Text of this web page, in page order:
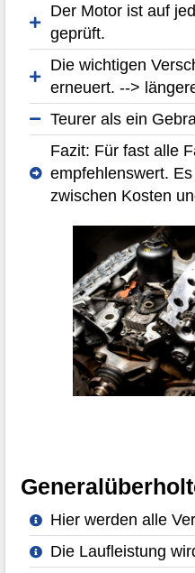
Der Motor ist auf
geprüft.
Die wichtigen
erneuert. -->
Teurer als ein
Fazit: Für fast alle
empfehlenswert.
zwischen Kosten
Hier werden alle
Die Laufleistung